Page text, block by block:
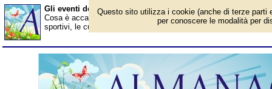
Gli eventi dell'anno 1982
Cosa è accaduto nel 1982? Ecco gli avvenimenti in Italia e
sportivi, le curiosità. Scopri i personaggi famosi. Per conoscere
Questo sito utilizza i cookie (anche di terze parti
per conoscere le modalità per